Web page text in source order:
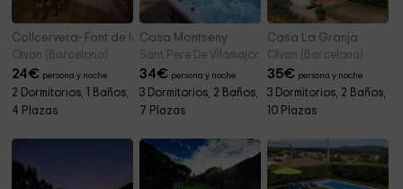
Collcervera- Font de la Tosca
Olvan (Barcelona)
24€ persona y noche
2 Dormitorios, 1 Baños,
4 Plazas
Casa Montseny
Sant Pere De Vilamajor (Barcelona)
34€ persona y noche
3 Dormitorios, 2 Baños,
7 Plazas
Casa La Granja
Olvan (Barcelona)
35€ persona y noche
3 Dormitorios, 2 Baños,
10 Plazas